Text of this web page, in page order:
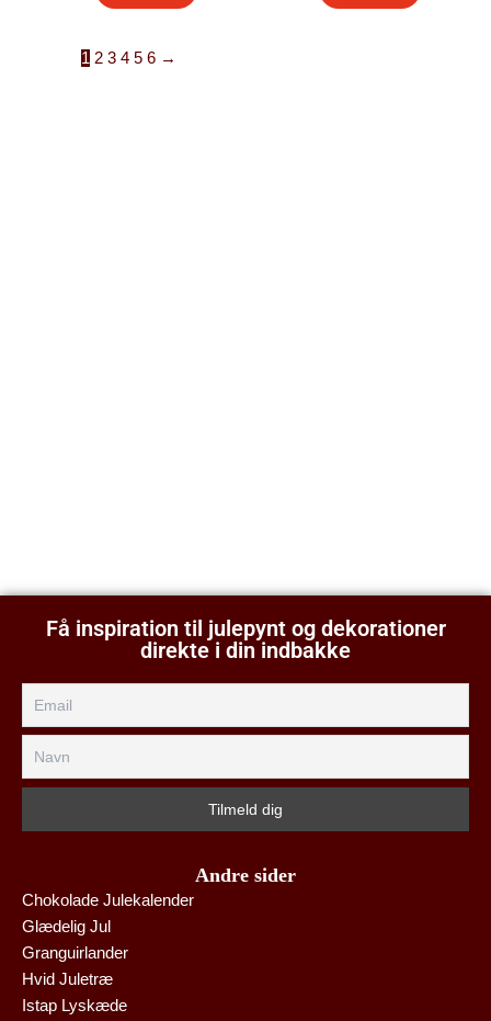
1 2 3 4 5 6 →
Få inspiration til julepynt og dekorationer
direkte i din indbakke
Andre sider
Chokolade Julekalender
Glædelig Jul
Granguirlander
Hvid Juletræ
Istap Lyskæde